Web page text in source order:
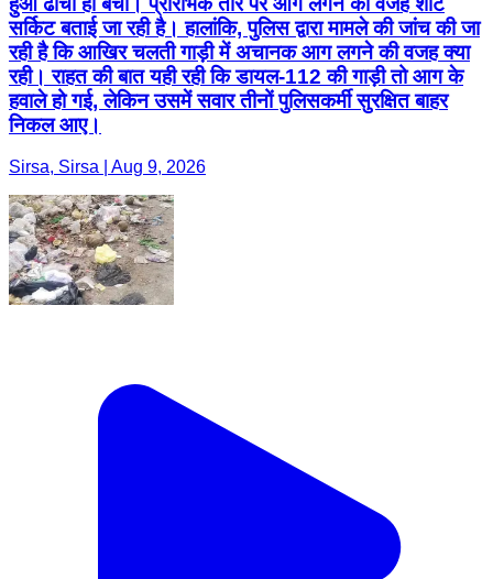
सर्किट बताई जा रही है। हालांकि, पुलिस द्वारा मामले की जांच की जा
रही है कि आखिर चलती गाड़ी में अचानक आग लगने की वजह क्या
रही। राहत की बात यही रही कि डायल-112 की गाड़ी तो आग के
हवाले हो गई, लेकिन उसमें सवार तीनों पुलिसकर्मी सुरक्षित बाहर
निकल आए।
Sirsa, Sirsa | Aug 9, 2026